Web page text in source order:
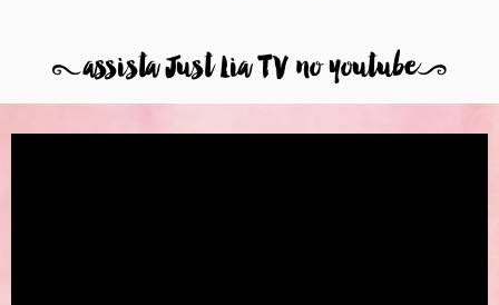
8assista Just Lia TV no youtube9